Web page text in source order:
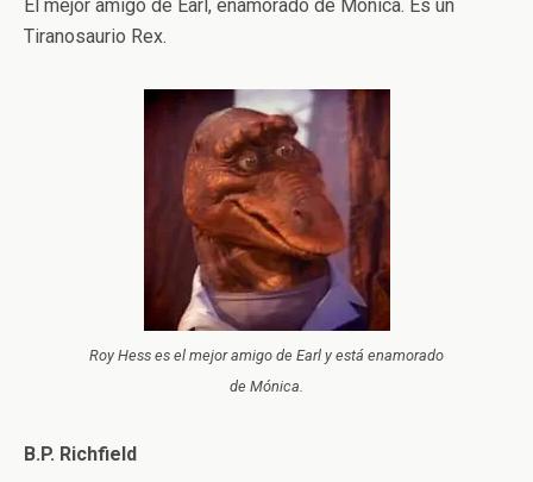
El mejor amigo de Earl, enamorado de Mónica. Es un
Tiranosaurio Rex.
Roy Hess es el mejor amigo de Earl y está enamorado
de Mónica.
B.P. Richfield